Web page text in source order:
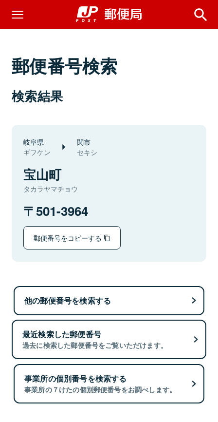
郵便番号検索
検索結果
岐阜県
ギフケン
関市
セキシ
宝山町
タカラヤマチョウ
501-3964
郵便番号をコピーする
他の郵便番号を検索する
最近検索した郵便番号
過去に検索した郵便番号をご覧いただけます。
事業所の個別番号を検索する
事業所の７けたの個別郵便番号をお調べします。